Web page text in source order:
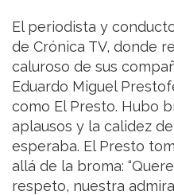
El periodista y
de Crónica TV, donde
caluroso de sus
Eduardo Miguel
como El Presto. Hubo
aplausos y la calidez
esperaba. El Presto
allá de la broma:
respeto, nuestra